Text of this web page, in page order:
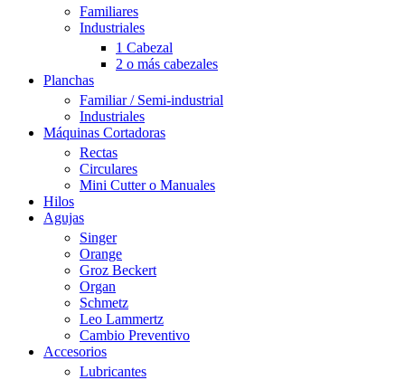
Familiares
Industriales
1 Cabezal
2 o más cabezales
Planchas
Familiar / Semi-industrial
Industriales
Máquinas Cortadoras
Rectas
Circulares
Mini Cutter o Manuales
Hilos
Agujas
Singer
Orange
Groz Beckert
Organ
Schmetz
Leo Lammertz
Cambio Preventivo
Accesorios
Lubricantes